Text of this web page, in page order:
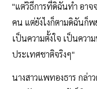
"แต่วิธีการที่ดิฉันทํา อาจ
คน แต่ยังไงก็ตามดิฉันก็
เป็นความตั้งใจ เป็นควา
ประเทศชาติจริงๆ"
นางสาวแพทองธาร กล่า